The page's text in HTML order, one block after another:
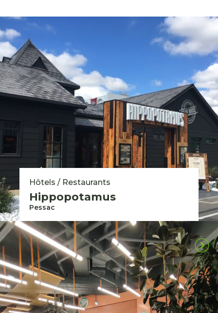
Hôtels / Restaurants
Hippopotamus
Pessac
Toutes nos réalisations
Vous avez un projet